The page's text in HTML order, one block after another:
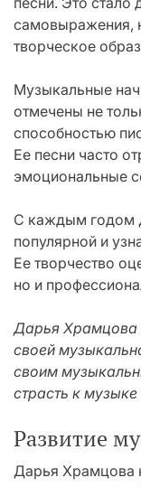
самовыражения,
творческое
Музыкальные
отмечены не
способностью
Ее песни часто
эмоциональные
С каждым годом
популярной и
Ее творчество
но и
Дарья Храмцова
своей
своим
страсть к
Развитие
Дарья Храмцова